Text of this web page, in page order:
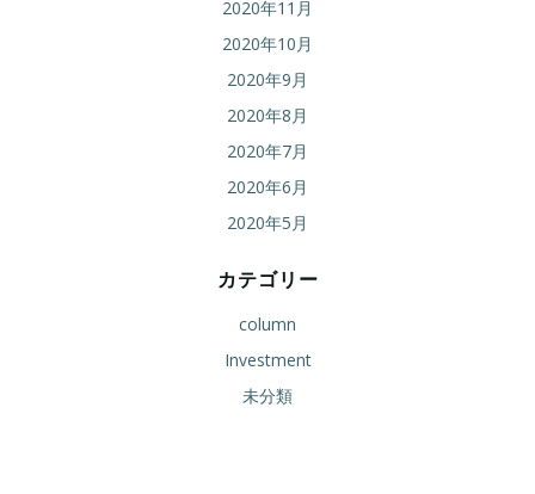
2020年11月
2020年10月
2020年9月
2020年8月
2020年7月
2020年6月
2020年5月
カテゴリー
column
Investment
未分類